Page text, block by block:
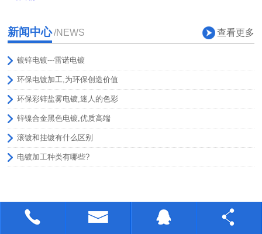
新闻中心/NEWS 查看更多
镀锌电镀---雷诺电镀
环保电镀加工,为环保创造价值
环保彩锌盐雾电镀,迷人的色彩
锌镍合金黑色电镀,优质高端
滚镀和挂镀有什么区别
电镀加工种类有哪些?